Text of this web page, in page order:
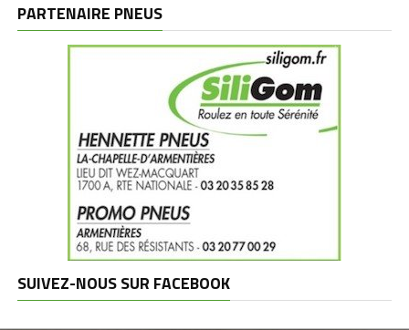
PARTENAIRE PNEUS
SUIVEZ-NOUS SUR FACEBOOK